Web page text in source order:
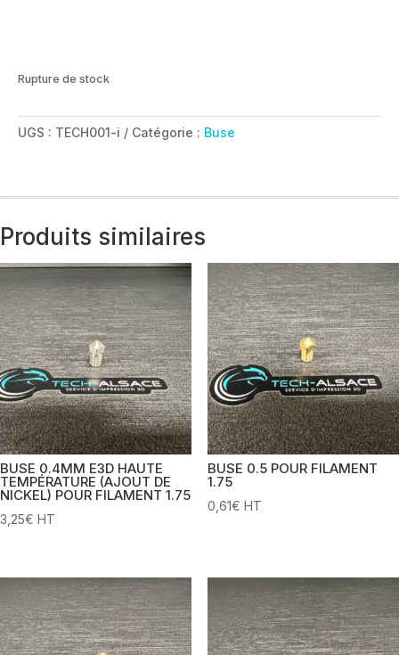
Rupture de stock
UGS : TECH001-i Catégorie : Buse
Produits similaires
BUSE 0.4MM E3D HAUTE
TEMPÉRATURE (AJOUT DE
NICKEL) POUR FILAMENT 1.75
3,25€ HT
BUSE 0.5 POUR FILAMENT
1.75
0,61€ HT